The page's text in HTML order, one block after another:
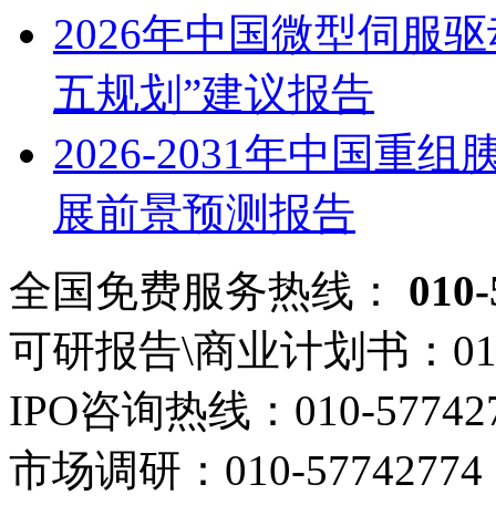
2026年中国微型伺服
五规划”建议报告
2026-2031年中国重组
展前景预测报告
全国免费服务热线：
可研报告\商业计划书：
IPO咨询热线： 010-
市场调研： 010-57742774